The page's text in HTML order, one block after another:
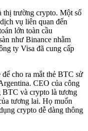
thị trường crypto. Một số
vụ liên quan đến
lớn toàn cầu
như Binance nhằm
ty Visa đã cung cấp
cho ra mắt thẻ BTC sử
CEO của công
BTC và crypto là tương
tương lai. Họ muốn
crypto dễ dàng thông